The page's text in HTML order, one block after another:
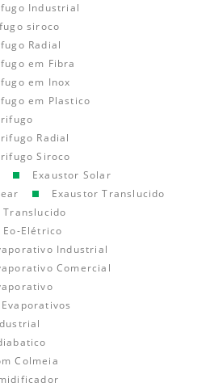
Industrial
siroco
Radial
em Fibra
em Inox
em Plastico
Radial
Siroco
Exaustor Solar
Exaustor Translucido
Translucido
Elétrico
Industrial
Comercial
Colmeia